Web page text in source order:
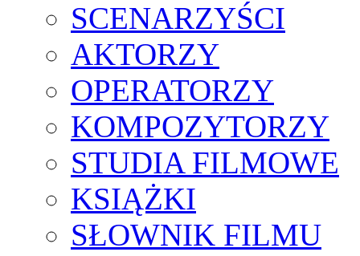
SCENARZYŚCI
AKTORZY
OPERATORZY
KOMPOZYTORZY
STUDIA FILMOWE
KSIĄŻKI
SŁOWNIK FILMU